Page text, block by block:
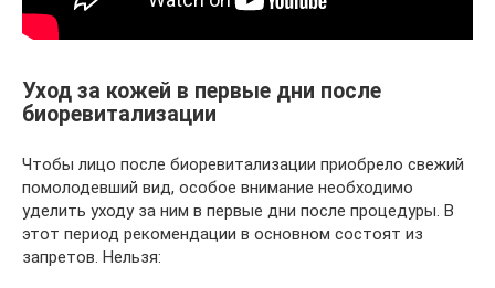
Уход за кожей в первые дни после
биоревитализации
Чтобы лицо после биоревитализации приобрело свежий
помолодевший вид, особое внимание необходимо
уделить уходу за ним в первые дни после процедуры. В
этот период рекомендации в основном состоят из
запретов. Нельзя: